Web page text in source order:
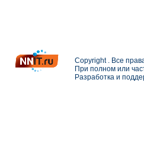
Copyright . Все
При полном или
Разработка и